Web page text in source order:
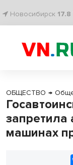
Новосибирск 17.8
ОБЩЕСТВО →
запретила
машинах